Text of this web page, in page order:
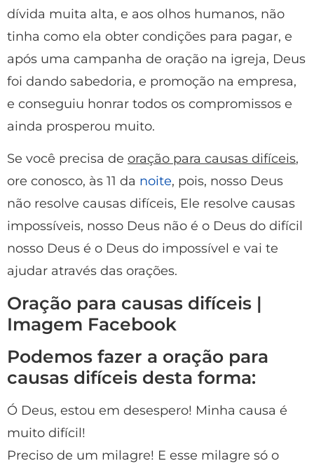
dívida muita alta, e aos olhos humanos, não
tinha como ela obter condições para pagar, e
após uma campanha de oração na igreja, Deus
foi dando sabedoria, e promoção na empresa,
e conseguiu honrar todos os compromissos e
ainda prosperou muito.
Se você precisa de oração para causas difíceis,
ore conosco, às 11 da noite, pois, nosso Deus
não resolve causas difíceis, Ele resolve causas
impossíveis, nosso Deus não é o Deus do difícil
nosso Deus é o Deus do impossível e vai te
ajudar através das orações.
Oração para causas difíceis |
Imagem Facebook
Podemos fazer a oração para
causas difíceis desta forma:
Ó Deus, estou em desespero! Minha causa é
muito difícil!
Preciso de um milagre! E esse milagre só o